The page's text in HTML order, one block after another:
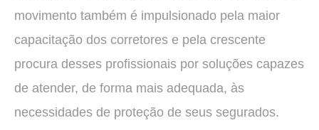
movimento também é impulsionado pela maior
capacitação dos corretores e pela crescente
procura desses profissionais por soluções capazes
de atender, de forma mais adequada, às
necessidades de proteção de seus segurados.